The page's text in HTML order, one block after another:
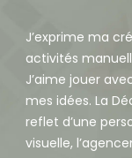
J’exprime ma
activités
J’aime jouer
mes idées. La
reflet d’une
visuelle,